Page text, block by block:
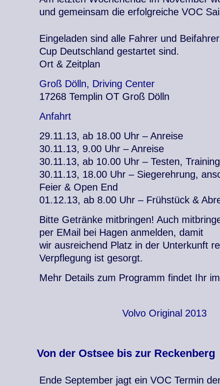
und gemeinsam die erfolgreiche VOC
Eingeladen sind alle Fahrer und
Cup Deutschland gestartet sind.
Ort & Zeitplan
Groß Dölln, Driving Center
17268 Templin OT Groß Dölln
Anfahrt
29.11.13, ab 18.00 Uhr – Anreise
30.11.13, 9.00 Uhr – Anreise
30.11.13, ab 10.00 Uhr – Testen, Training
30.11.13, 18.00 Uhr – Siegerehrung,
Feier & Open End
01.12.13, ab 8.00 Uhr – Frühstück &
Bitte Getränke mitbringen! Auch
per EMail bei Hagen anmelden, damit
wir ausreichend Platz in der Unterkunft
Verpflegung ist gesorgt.
Mehr Details zum Programm findet Ihr
Volvo Original 2013
Von der Ostsee bis zur Reckenberg
Ende September jagt ein VOC Termin